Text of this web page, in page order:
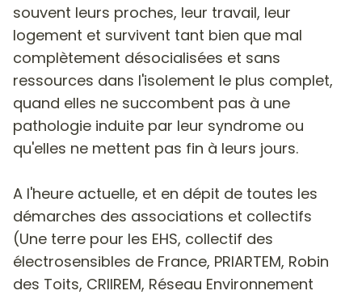
souvent leurs proches, leur travail, leur
logement et survivent tant bien que mal
complètement désocialisées et sans
ressources dans l'isolement le plus complet,
quand elles ne succombent pas à une
pathologie induite par leur syndrome ou
qu'elles ne mettent pas fin à leurs jours.
A l'heure actuelle, et en dépit de toutes les
démarches des associations et collectifs
(Une terre pour les EHS, collectif des
électrosensibles de France, PRIARTEM, Robin
des Toits, CRIIREM, Réseau Environnement